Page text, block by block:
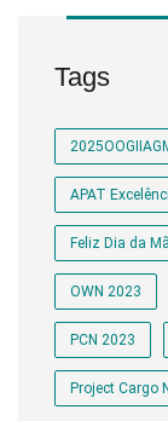
Tags
APAT
Feliz Dia da
OWN 2023
PCN 2023
Project Cargo